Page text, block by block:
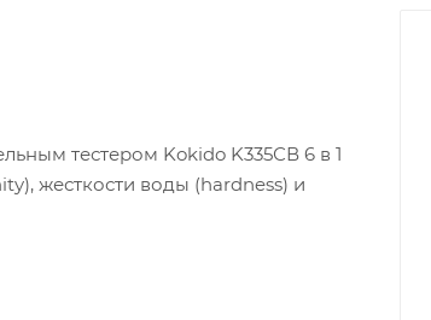
тестером Kokido K335СВ 6 в 1
жесткости воды (hardness) и